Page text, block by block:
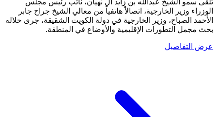
تلقى سمو الشيخ عبدالله بن زايد آل نهيان، نائب رئيس مجلس
الوزراء وزير الخارجية، اتصالاً هاتفياً من معالي الشيخ جراح جابر
الأحمد الصباح، وزير الخارجية في دولة الكويت الشقيقة، جرى خلاله
بحث مجمل التطورات الإقليمية والأوضاع في المنطقة.
عرض التفاصيل